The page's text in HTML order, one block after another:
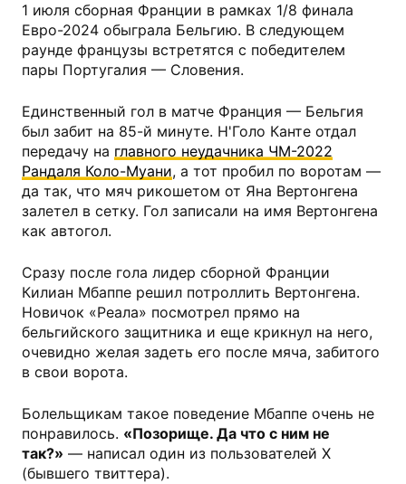
1 июля сборная Франции в рамках 1/8 финала
Евро-2024 обыграла Бельгию. В следующем
раунде французы встретятся с победителем
пары Португалия — Словения.
Единственный гол в матче Франция — Бельгия
был забит на 85-й минуте. Н'Голо Канте отдал
передачу на главного неудачника ЧМ-2022
Рандаля Коло-Муани, а тот пробил по воротам —
да так, что мяч рикошетом от Яна Вертонгена
залетел в сетку. Гол записали на имя Вертонгена
как автогол.
Сразу после гола лидер сборной Франции
Килиан Мбаппе решил потроллить Вертонгена.
Новичок «Реала» посмотрел прямо на
бельгийского защитника и еще крикнул на него,
очевидно желая задеть его после мяча, забитого
в свои ворота.
Болельщикам такое поведение Мбаппе очень не
понравилось. «Позорище. Да что с ним не
так?» — написал один из пользователей X
(бывшего твиттера).